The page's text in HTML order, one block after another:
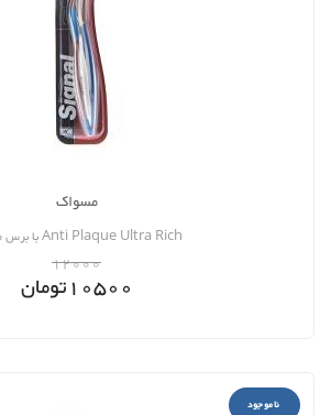
مسواک
Anti Plaque Ultra Rich با برس متوسط
12000
10500تومان
ناموجود